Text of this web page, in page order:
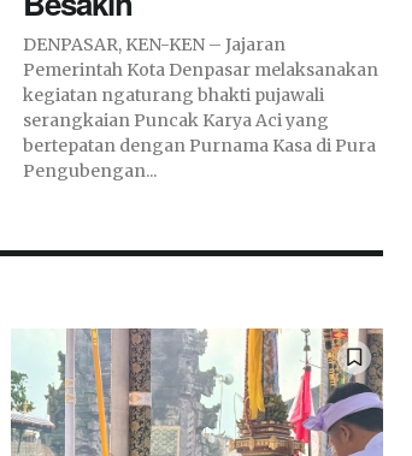
DENPASAR, KEN-KEN – Jajaran
Pemerintah Kota Denpasar melaksanakan
kegiatan ngaturang bhakti pujawali
serangkaian Puncak Karya Aci yang
bertepatan dengan Purnama Kasa di Pura
Pengubengan...